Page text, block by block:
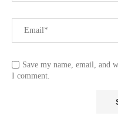
Save my name, email, and
I comment.